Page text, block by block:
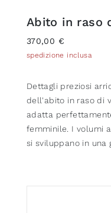
Abito in raso
370,00 €
spedizione inclusa
Dettagli preziosi
dell'abito in raso di
adatta
femminile. I volumi
si sviluppano in una